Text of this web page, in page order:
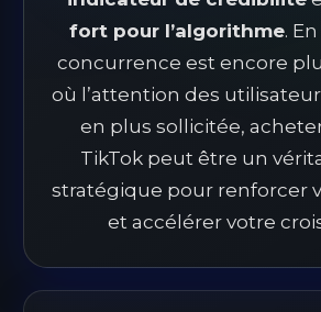
fort pour l’algorithme.
concurrence est encore
où l’attention des
en plus sollicitée,
TikTok peut être un
stratégique pour renforcer
et accélérer votre